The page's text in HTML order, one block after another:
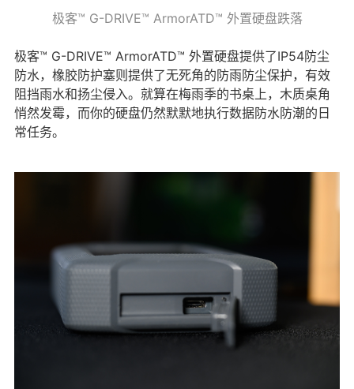
极客™ G-DRIVE™ ArmorATD™ 外置硬盘跌落
极客™ G-DRIVE™ ArmorATD™ 外置硬盘提供了IP54防尘
防水，橡胶防护塞则提供了无死角的防雨防尘保护，有效
阻挡雨水和扬尘侵入。就算在梅雨季的书桌上，木质桌角
悄然发霉，而你的硬盘仍然默默地执行数据防水防潮的日
常任务。